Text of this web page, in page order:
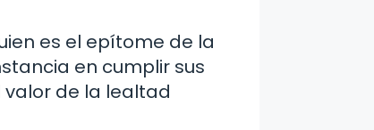
es el epítome de la
en cumplir sus
valor de la lealtad